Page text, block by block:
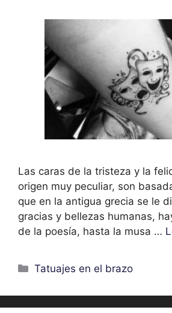
Las caras de la tristeza y la
origen muy peculiar, son
que en la antigua grecia se le
gracias y bellezas humanas,
de la poesía, hasta la musa …
Categorías
Tatuajes en el brazo